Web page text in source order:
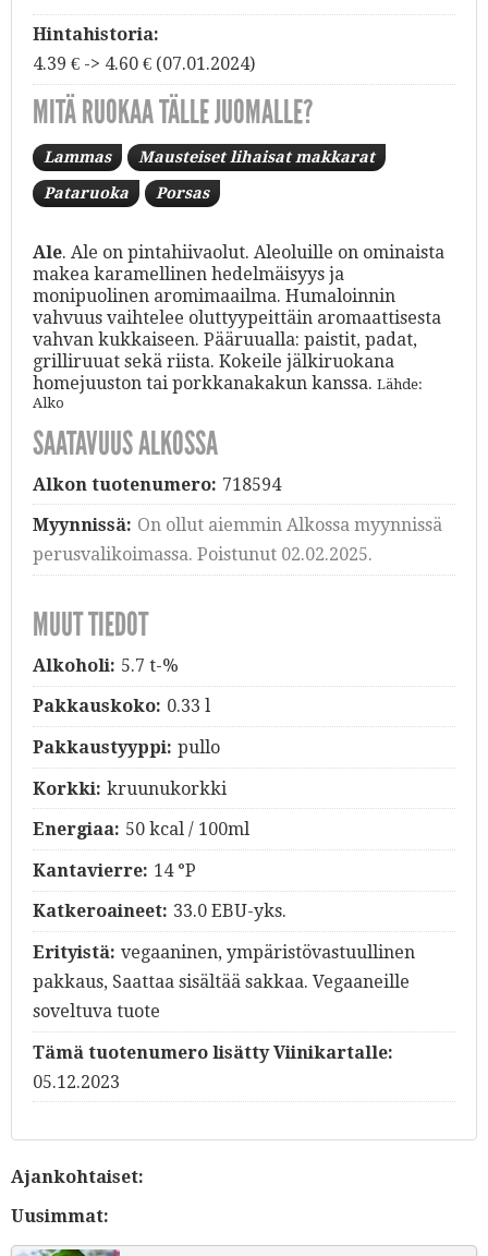
Hintahistoria:
4.39 € -> 4.60 € (07.01.2024)
MITÄ RUOKAA TÄLLE JUOMALLE?
Lammas Mausteiset lihaisat makkarat
Pataruoka Porsas
Ale. Ale on pintahiivaolut. Aleoluille on ominaista
makea karamellinen hedelmäisyys ja
monipuolinen aromimaailma. Humaloinnin
vahvuus vaihtelee oluttyypeittäin aromaattisesta
vahvan kukkaiseen. Pääruualla: paistit, padat,
grilliruuat sekä riista. Kokeile jälkiruokana
homejuuston tai porkkanakakun kanssa. Lähde:
Alko
SAATAVUUS ALKOSSA
Alkon tuotenumero: 718594
Myynnissä: On ollut aiemmin Alkossa myynnissä
perusvalikoimassa. Poistunut 02.02.2025.
MUUT TIEDOT
Alkoholi: 5.7 t-%
Pakkauskoko: 0.33 l
Pakkaustyyppi: pullo
Korkki: kruunukorkki
Energiaa: 50 kcal / 100ml
Kantavierre: 14 °P
Katkeroaineet: 33.0 EBU-yks.
Erityistä: vegaaninen, ympäristövastuullinen
pakkaus, Saattaa sisältää sakkaa. Vegaaneille
soveltuva tuote
Tämä tuotenumero lisätty Viinikartalle:
05.12.2023
Ajankohtaiset:
Uusimmat: